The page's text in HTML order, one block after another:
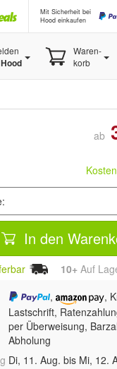
Mit Sicherheit bei
Hood einkaufen
Waren-
korb
ab
In den
10+ Auf
,
,
Lastschrift,
per Überweisung,
Abholung
Di, 11. Aug. bis Mi, 12.